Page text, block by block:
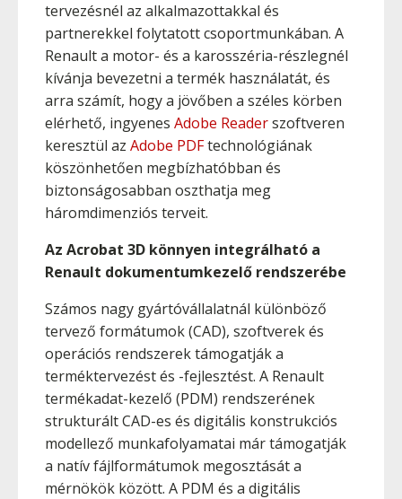
tervezésnél az alkalmazottakkal és
partnerekkel folytatott csoportmunkában. A
Renault a motor- és a karosszéria-részlegnél
kívánja bevezetni a termék használatát, és
arra számít, hogy a jövőben a széles körben
elérhető, ingyenes Adobe Readerszoftveren
keresztül az Adobe PDFtechnológiának
köszönhetően megbízhatóbban és
biztonságosabban oszthatja meg
háromdimenziós terveit.
Az Acrobat 3D könnyen integrálható a
Renault dokumentumkezelő rendszerébe
Számos nagy gyártóvállalatnál különböző
tervező formátumok (CAD), szoftverek és
operációs rendszerek támogatják a
terméktervezést és -fejlesztést. A Renault
termékadat-kezelő (PDM) rendszerének
strukturált CAD-es és digitális konstrukciós
modellező munkafolyamatai már támogatják
a natív fájlformátumok megosztását a
mérnökök között. A PDM és a digitális